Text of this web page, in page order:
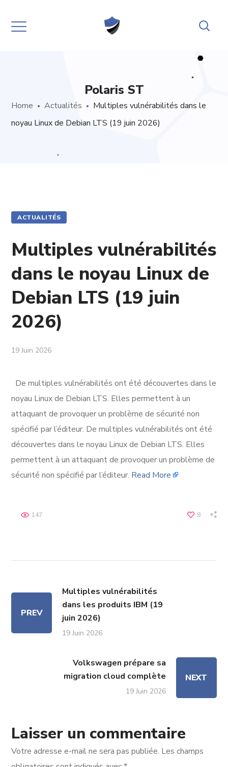
Polaris ST
Home Actualités
Multiples vulnérabilités dans le
noyau Linux de Debian LTS (19 juin 2026)
ACTUALITÉS
Multiples vulnérabilités
dans le noyau Linux de
Debian LTS (19 juin
2026)
19 Juin 2026
De multiples vulnérabilités ont été découvertes dans le
noyau Linux de Debian LTS. Elles permettent à un
attaquant de provoquer un problème de sécurité non
spécifié par l’éditeur. De multiples vulnérabilités ont été
découvertes dans le noyau Linux de Debian LTS. Elles
permettent à un attaquant de provoquer un problème de
sécurité non spécifié par l’éditeur. Read More
8
147
PREV
Multiples vulnérabilités
dans les produits IBM (19
juin 2026)
19 Juin 2026
Volkswagen prépare sa
migration cloud complète
19 Juin 2026
NEXT
Laisser un commentaire
Votre adresse e-mail ne sera pas publiée. Les champs